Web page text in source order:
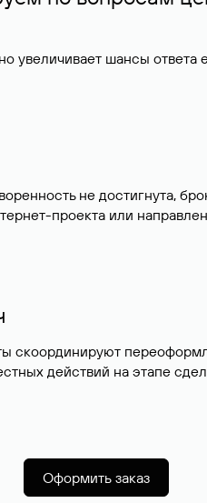
увеличивает шансы
не достигнута,
проекта или
скоординируют
действий на этапе
Оформить заказ